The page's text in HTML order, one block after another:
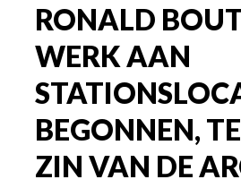
RONALD
WERK AAN
BEGONNEN,
ZIN VAN DE